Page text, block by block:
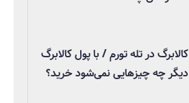
کالابرگ در تله تورم / با پول کالابرگ
دیگر چه چیزهایی نمی‌شود خرید؟